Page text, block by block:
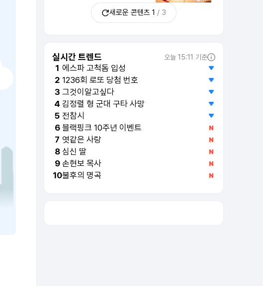
새로운 콘텐츠 1 / 3
실시간 트렌드 오늘 15:11 기준
1 에스파 고척돔 입성
2 1236회 로또 당첨 번호
3 그것이알고싶다
4 김정렬 형 군대 구타 사망
5 전참시
6 블랙핑크 10주년 이벤트
7 엿같은 사랑
8 심신 딸
9 손현보 목사
10불후의 명곡